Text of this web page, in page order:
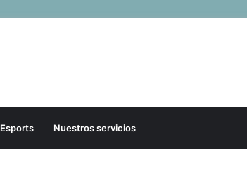
Esports Nuestros servicios